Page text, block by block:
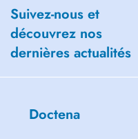
Suivez-nous et
découvrez nos
dernières actualités
Doctena